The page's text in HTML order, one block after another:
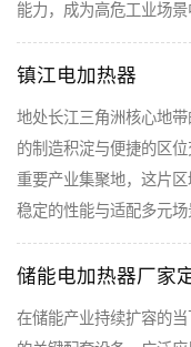
能力，成为高危工业场景
镇江电加热器
地处长江三角洲核心地
的制造积淀与便捷的区
重要产业集聚地，这片
稳定的性能与适配多元场
储能电加热器厂家
在储能产业持续扩容的